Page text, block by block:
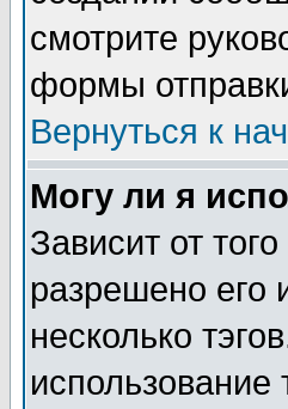
смотрите
формы
Вернуться к
Могу ли я
Зависит от
разрешено его
несколько